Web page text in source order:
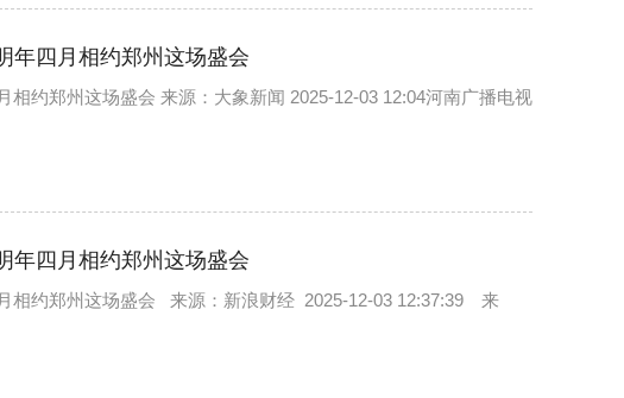
年四月相约郑州这场盛会
相约郑州这场盛会 来源：大象新闻 2025-12-03 12:04河南广播电视
年四月相约郑州这场盛会
相约郑州这场盛会 来源：新浪财经 2025-12-03 12:37:39 来